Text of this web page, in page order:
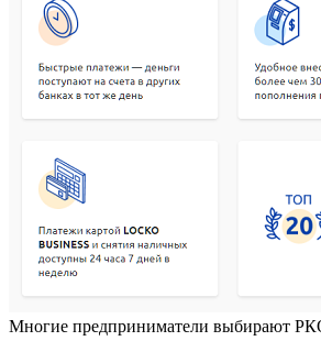
Многие предприниматели выбирают